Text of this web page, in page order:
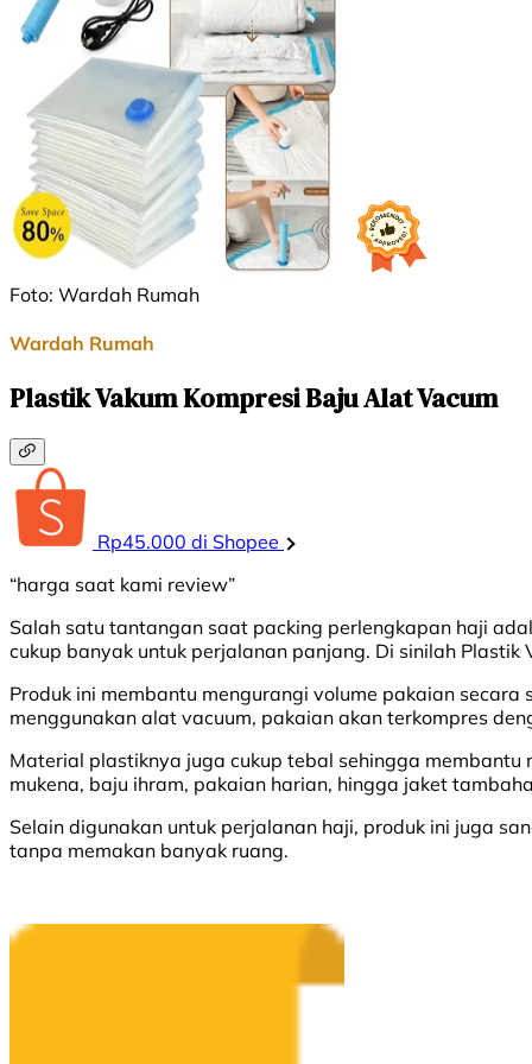
Foto: Wardah Rumah
Wardah Rumah
Plastik Vakum Kompresi Baju Alat Vacum
Rp45.000 di Shopee
“harga saat kami review”
Salah satu tantangan saat packing perlengkapan haji
cukup banyak untuk perjalanan panjang. Di sinilah
Produk ini membantu mengurangi volume pakaian
menggunakan alat vacuum, pakaian akan terkompres
Material plastiknya juga cukup tebal sehingga
mukena, baju ihram, pakaian harian, hingga jaket
Selain digunakan untuk perjalanan haji, produk ini juga
tanpa memakan banyak ruang.